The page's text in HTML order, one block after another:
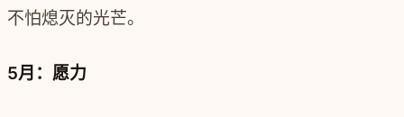
不怕熄灭的光芒。
5月：愿力